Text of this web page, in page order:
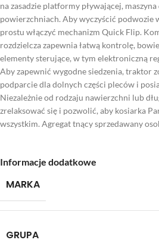
na zasadzie platformy pływającej,
powierzchniach. Aby wyczyścić podwozie
prostu włączyć mechanizm Quick Flip.
rozdzielcza zapewnia łatwą kontrolę,
elementy sterujące, w tym elektroniczną
Aby zapewnić wygodne siedzenia, traktor
podparcie dla dolnych części pleców i
Niezależnie od rodzaju nawierzchni lub
zrelaksować się i pozwolić, aby kosiarka
wszystkim. Agregat tnący sprzedawany
Informacje dodatkowe
MARKA
GRUPA